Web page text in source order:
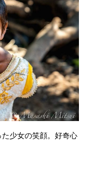
少女の笑顔。好奇心